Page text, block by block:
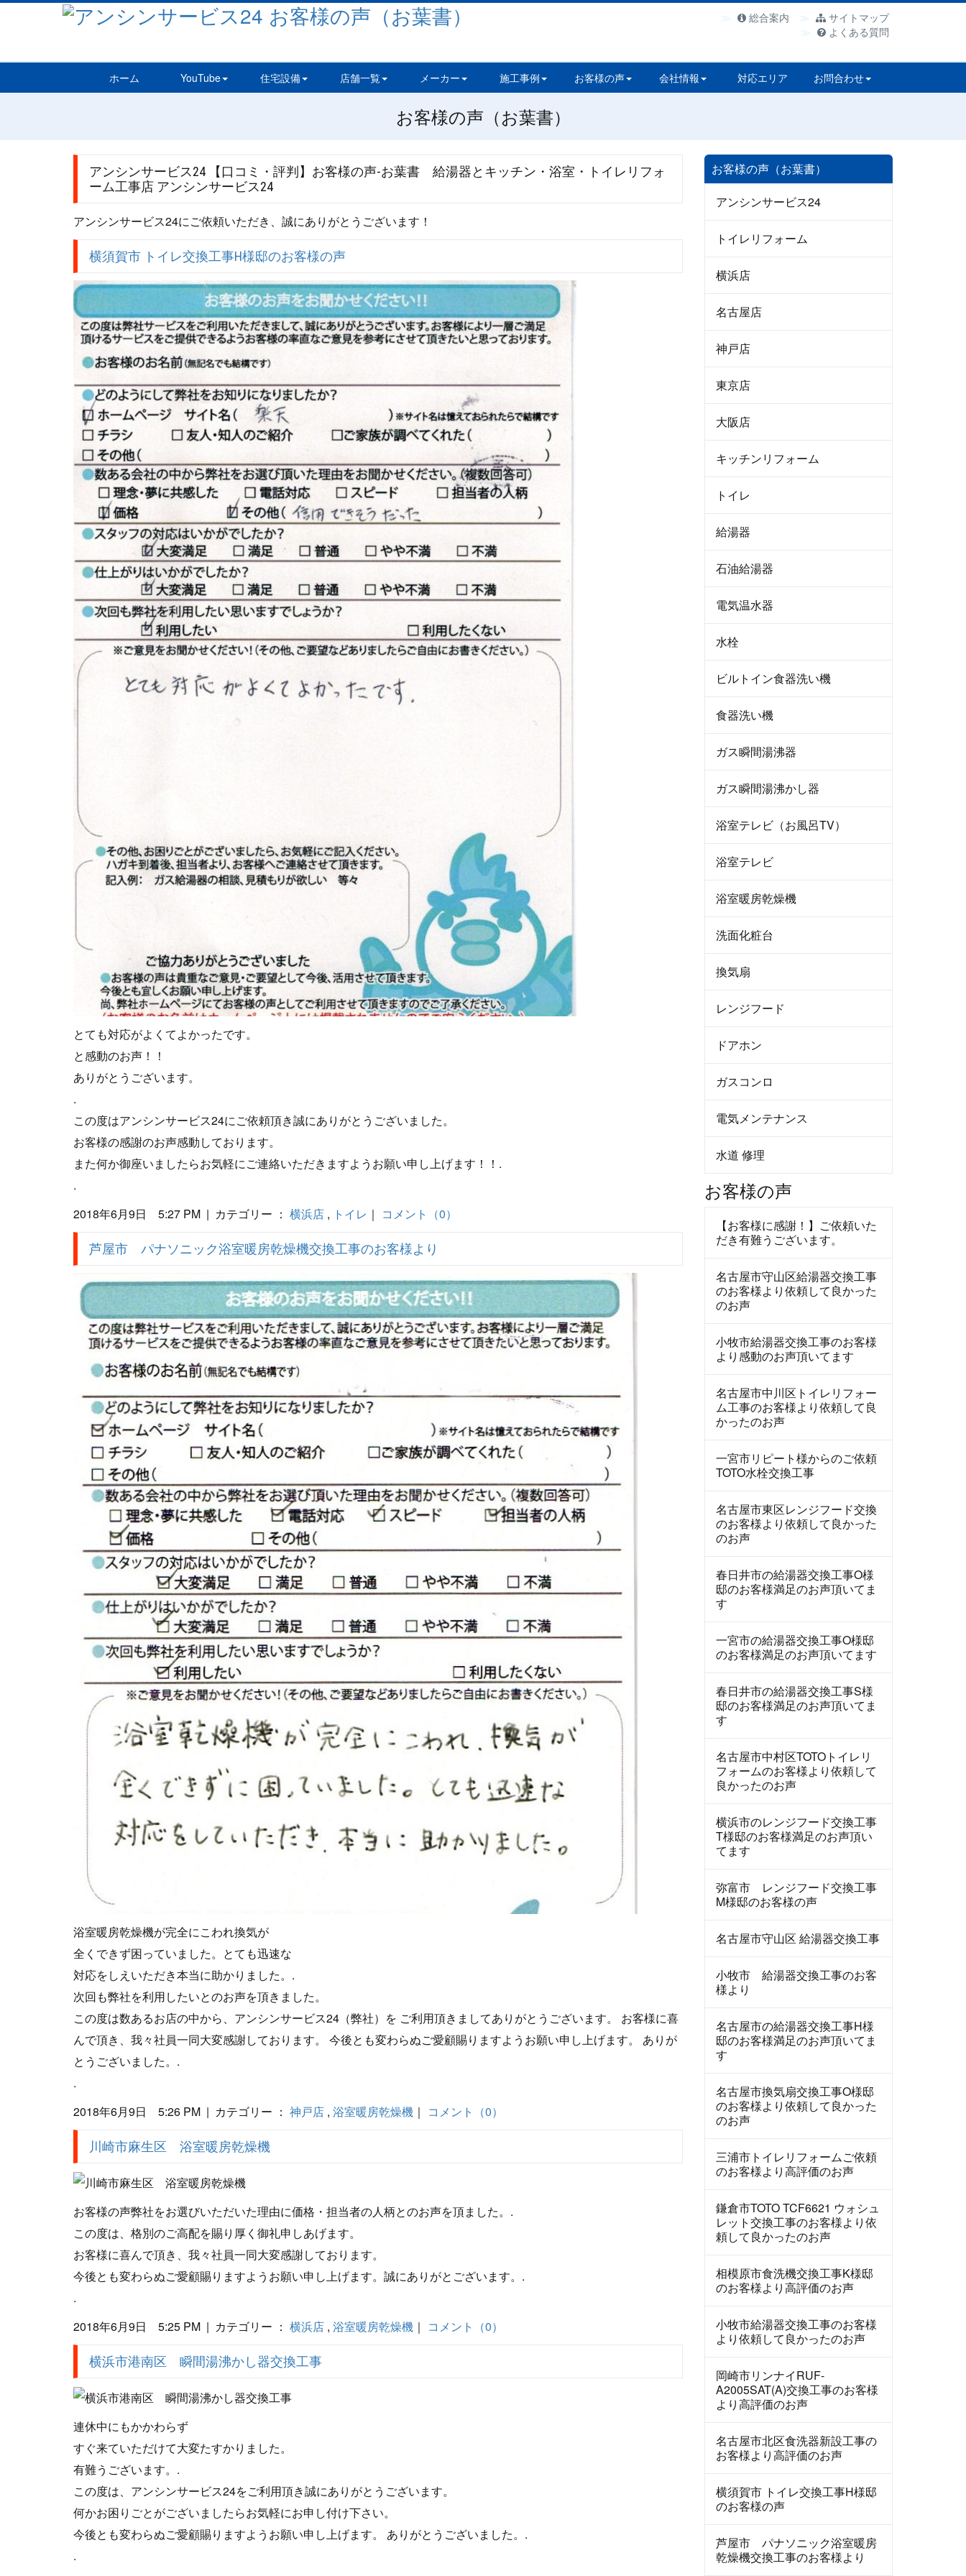
総合案内
サイトマップ
よくある質問
ホーム YouTube 住宅設備 店舗一覧 メーカー 施工事例 お客様の声 会社情報 対応エリア お問合わせ
お客様の声（お葉書）
アンシンサービス24 【口コミ・評判】お客様の声-お葉書 給湯器とキッチン・浴室・トイレリフォ
ーム工事店 アンシンサービス24
アンシンサービス24にご依頼いただき、誠にありがとうございます！
横須賀市 トイレ交換工事H様邸のお客様の声
とても対応がよくてよかったです。
と感動のお声！！
ありがとうございます。
.
この度はアンシンサービス24にご依頼頂き誠にありがとうございました。
お客様の感謝のお声感動しております。
また何か御座いましたらお気軽にご連絡いただきますようお願い申し上げます！！.
.
2018年6月9日 5:27 PM | カテゴリー ： 横浜店 , トイレ ｜ コメント（0）
芦屋市 パナソニック浴室暖房乾燥機交換工事のお客様より
浴室暖房乾燥機が完全にこわれ換気が
全くできず困っていました。とても迅速な
対応をしえいただき本当に助かりました。.
次回も弊社を利用したいとのお声を頂きました。
この度は数あるお店の中から、アンシンサービス24（弊社）を ご利用頂きましてありがとうございます。 お客様に喜
んで頂き、我々社員一同大変感謝しております。 今後とも変わらぬご愛顧賜りますようお願い申し上げます。 ありが
とうございました。.
.
2018年6月9日 5:26 PM | カテゴリー ： 神戸店 , 浴室暖房乾燥機 ｜ コメント（0）
川崎市麻生区 浴室暖房乾燥機
お客様の声弊社をお選びいただいた理由に価格・担当者の人柄とのお声を頂ました。.
この度は、格別のご高配を賜り厚く御礼申しあげます。
お客様に喜んで頂き、我々社員一同大変感謝しております。
今後とも変わらぬご愛顧賜りますようお願い申し上げます。誠にありがとございます。.
.
2018年6月9日 5:25 PM | カテゴリー ： 横浜店 , 浴室暖房乾燥機 ｜ コメント（0）
横浜市港南区 瞬間湯沸かし器交換工事
連休中にもかかわらず
すぐ来ていただけて大変たすかりました。
有難うございます。.
この度は、アンシンサービス24をご利用頂き誠にありがとうございます。
何かお困りごとがございましたらお気軽にお申し付け下さい。
今後とも変わらぬご愛顧賜りますようお願い申し上げます。 ありがとうございました。.
.
お客様の声（お葉書）
アンシンサービス24
トイレリフォーム
横浜店
名古屋店
神戸店
東京店
大阪店
キッチンリフォーム
トイレ
給湯器
石油給湯器
電気温水器
水栓
ビルトイン食器洗い機
食器洗い機
ガス瞬間湯沸器
ガス瞬間湯沸かし器
浴室テレビ（お風呂TV）
浴室テレビ
浴室暖房乾燥機
洗面化粧台
換気扇
レンジフード
ドアホン
ガスコンロ
電気メンテナンス
水道 修理
お客様の声
【お客様に感謝！】ご依頼いた
だき有難うございます。
名古屋市守山区給湯器交換工事
のお客様より依頼して良かった
のお声
小牧市給湯器交換工事のお客様
より感動のお声頂いてます
名古屋市中川区トイレリフォー
ム工事のお客様より依頼して良
かったのお声
一宮市リピート様からのご依頼
TOTO水栓交換工事
名古屋市東区レンジフード交換
のお客様より依頼して良かった
のお声
春日井市の給湯器交換工事O様
邸のお客様満足のお声頂いてま
す
一宮市の給湯器交換工事O様邸
のお客様満足のお声頂いてます
春日井市の給湯器交換工事S様
邸のお客様満足のお声頂いてま
す
名古屋市中村区TOTOトイレリ
フォームのお客様より依頼して
良かったのお声
横浜市のレンジフード交換工事
T様邸のお客様満足のお声頂い
てます
弥富市 レンジフード交換工事
M様邸のお客様の声
名古屋市守山区 給湯器交換工事
小牧市 給湯器交換工事のお客
様より
名古屋市の給湯器交換工事H様
邸のお客様満足のお声頂いてま
す
名古屋市換気扇交換工事O様邸
のお客様より依頼して良かった
のお声
三浦市トイレリフォームご依頼
のお客様より高評価のお声
鎌倉市TOTO TCF6621 ウォシュ
レット交換工事のお客様より依
頼して良かったのお声
相模原市食洗機交換工事K様邸
のお客様より高評価のお声
小牧市給湯器交換工事のお客様
より依頼して良かったのお声
岡崎市リンナイRUF-
A2005SAT(A)交換工事のお客様
より高評価のお声
名古屋市北区食洗器新設工事の
お客様より高評価のお声
横須賀市 トイレ交換工事H様邸
のお客様の声
芦屋市 パナソニック浴室暖房
乾燥機交換工事のお客様より